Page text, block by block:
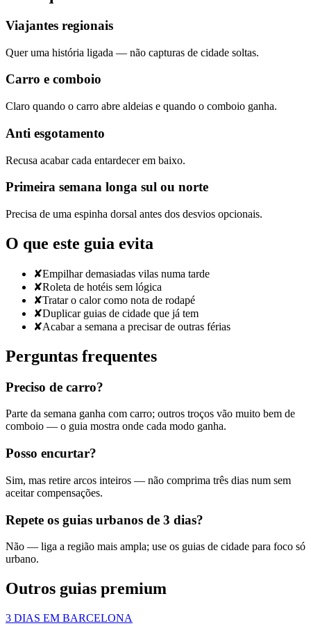
Viajantes regionais
Quer uma história ligada — não capturas de cidade soltas.
Carro e comboio
Claro quando o carro abre aldeias e quando o comboio ganha.
Anti esgotamento
Recusa acabar cada entardecer em baixo.
Primeira semana longa sul ou norte
Precisa de uma espinha dorsal antes dos desvios opcionais.
O que este guia evita
✘Empilhar demasiadas vilas numa tarde
✘Roleta de hotéis sem lógica
✘Tratar o calor como nota de rodapé
✘Duplicar guias de cidade que já tem
✘Acabar a semana a precisar de outras férias
Perguntas frequentes
Preciso de carro?
Parte da semana ganha com carro; outros troços vão muito bem de
comboio — o guia mostra onde cada modo ganha.
Posso encurtar?
Sim, mas retire arcos inteiros — não comprima três dias num sem
aceitar compensações.
Repete os guias urbanos de 3 dias?
Não — liga a região mais ampla; use os guias de cidade para foco só
urbano.
Outros guias premium
3 DIAS EM BARCELONA